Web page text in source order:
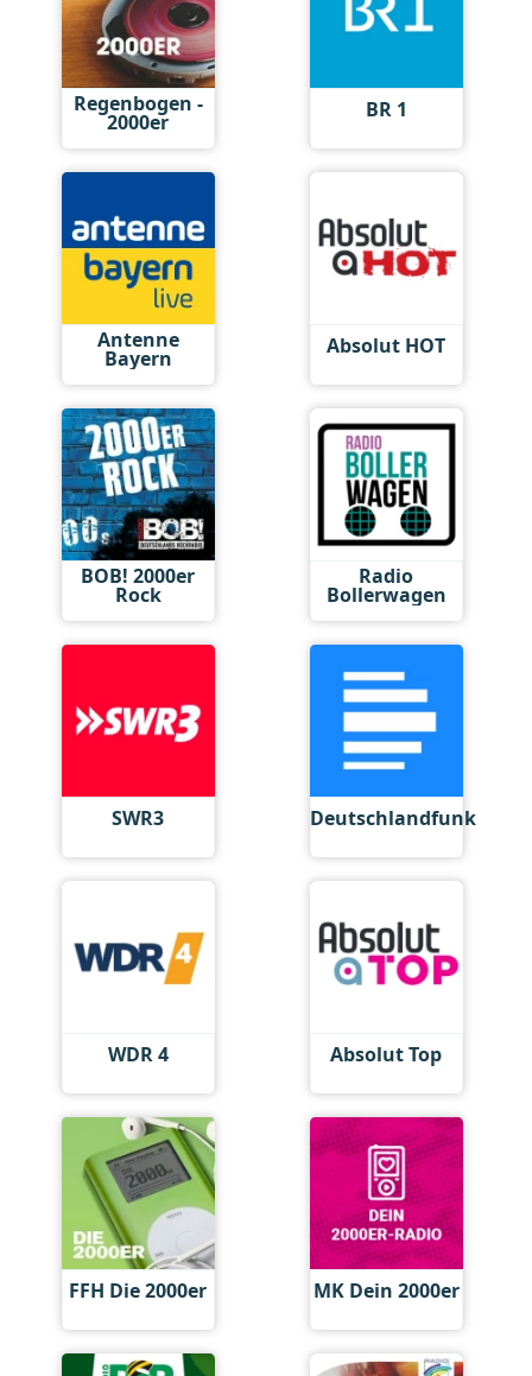
Regenbogen -
2000er BR 1
Antenne
Bayern Absolut HOT
BOB! 2000er
Rock
Radio
Bollerwagen
SWR3 Deutschlandfunk
WDR 4 Absolut Top
FFH Die 2000er MK Dein 2000er